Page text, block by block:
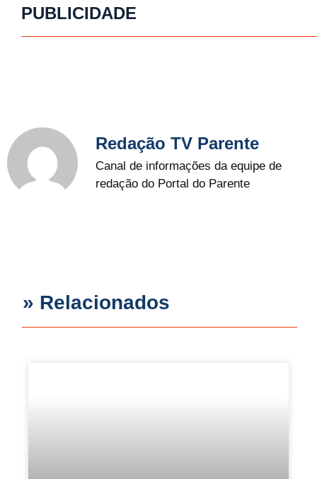
PUBLICIDADE
Redação TV Parente
Canal de informações da equipe de
redação do Portal do Parente
» Relacionados